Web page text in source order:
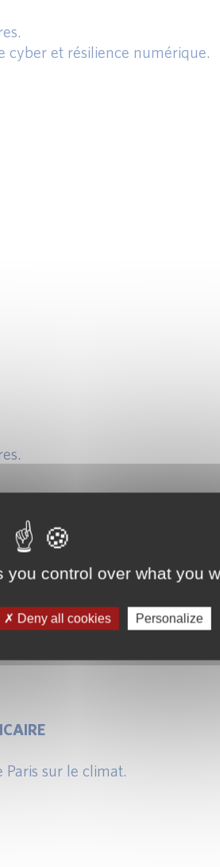
cyber et résilience numérique.
Paris sur le climat.
control over what you
Deny all cookies Personalize